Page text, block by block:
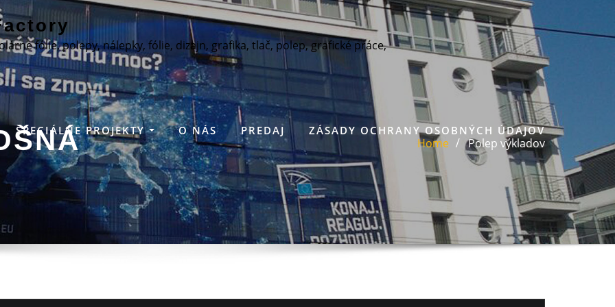
fólie, polepy, nálepky, fólie, dizajn, grafika, tlač, polep, grafické práce,
ŠPECIÁLNE PROJEKTY O NÁS PREDAJ ZÁSADY OCHRANY OSOBNÝCH ÚDAJOV
Home Polep výkladov